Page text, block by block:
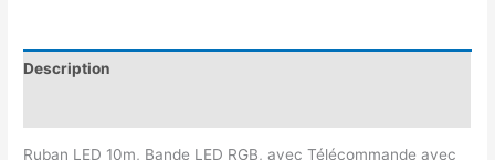
Description
Ruban LED 10m, Bande LED RGB, avec Télécommande avec